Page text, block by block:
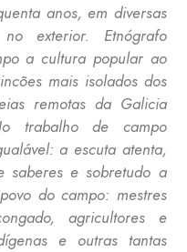
anos, em diversas
exterior. Etnógrafo
a cultura popular ao
mais isolados dos
remotas da Galicia
trabalho de campo
a escuta atenta,
e sobretudo a
do campo: mestres
agricultores e
e outras tantas